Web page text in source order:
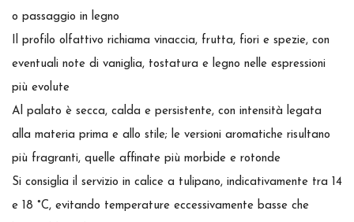
o passaggio in legno
Il profilo olfattivo richiama vinaccia, frutta, fiori e spezie, con
eventuali note di vaniglia, tostatura e legno nelle espressioni
più evolute
Al palato è secca, calda e persistente, con intensità legata
alla materia prima e allo stile; le versioni aromatiche risultano
più fragranti, quelle affinate più morbide e rotonde
Si consiglia il servizio in calice a tulipano, indicativamente tra 14
e 18 °C, evitando temperature eccessivamente basse che